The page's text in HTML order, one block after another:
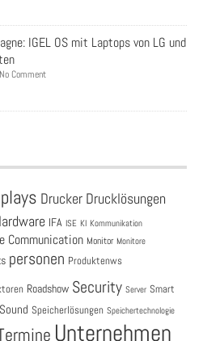
IGEL OS mit Laptops von LG und
Comment
Drucker Drucklösungen
IFA ISE KI Kommunikation
Communication Monitor Monitore
personen Produktenws
Roadshow Security Server Smart
Sound Speicherlösungen Speichertechnologie
Unternehmen